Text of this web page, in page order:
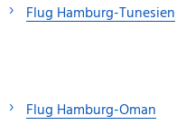
Flug Hamburg-Tunesien
Flug Hamburg-Oman